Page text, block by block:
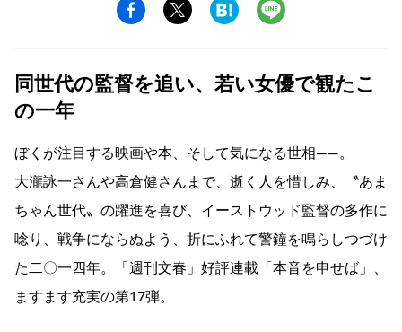
同世代の監督を追い、若い女優で観たこ
の一年
ぼくが注目する映画や本、そして気になる世相――。
大瀧詠一さんや高倉健さんまで、逝く人を惜しみ、〝あま
ちゃん世代〟の躍進を喜び、イーストウッド監督の多作に
唸り、戦争にならぬよう、折にふれて警鐘を鳴らしつづけ
た二〇一四年。「週刊文春」好評連載「本音を申せば」、
ますます充実の第17弾。